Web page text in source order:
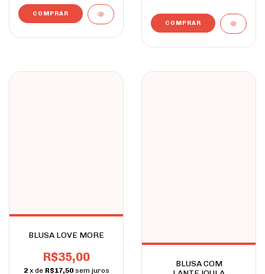
COMPRAR
COMPRAR
BLUSA LOVE MORE
R$35,00
2 x de R$17,50 sem juros
BLUSA COM